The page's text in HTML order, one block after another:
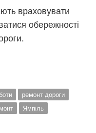
враховувати
обережності
ремонт дороги
Ямпіль